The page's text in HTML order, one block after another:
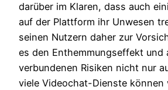
darüber im Klaren, dass auch
auf der Plattform ihr Unwesen
seinen Nutzern daher zur
es den Enthemmungseffekt und
verbundenen Risiken nicht nur
viele Videochat-Dienste können